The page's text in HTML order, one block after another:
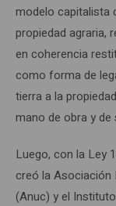
modelo capitalista
propiedad agraria,
en coherencia
como forma de
tierra a la
mano de obra y
Luego, con la Ley
creó la Asociación
(Anuc) y el